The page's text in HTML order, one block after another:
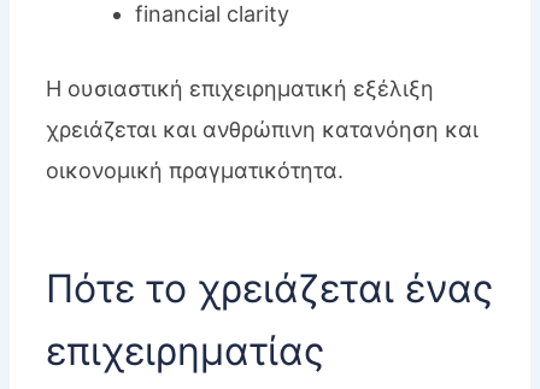
financial clarity
Η ουσιαστική επιχειρηματική εξέλιξη
χρειάζεται και ανθρώπινη κατανόηση και
οικονομική πραγματικότητα.
Πότε το χρειάζεται ένας
επιχειρηματίας